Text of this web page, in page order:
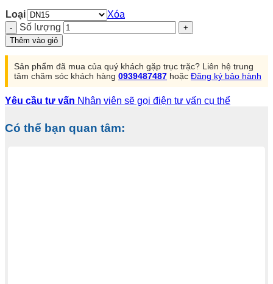
Loại
Xóa
Số lượng
Thêm vào giỏ
Sản phẩm đã mua của quý khách gặp trục trặc? Liên hệ trung
tâm chăm sóc khách hàng 0939487487 hoặc Đăng ký bảo hành
Yêu cầu tư vấn Nhân viên sẽ gọi điện tư vấn cụ thể
Có thể bạn quan tâm: